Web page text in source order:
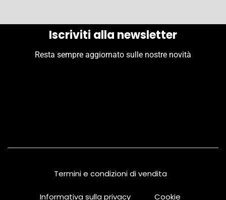
Iscriviti alla newsletter
Resta sempre aggiornato sulle nostre novità
Termini e condizioni di vendita
Informativa sulla privacy Cookie